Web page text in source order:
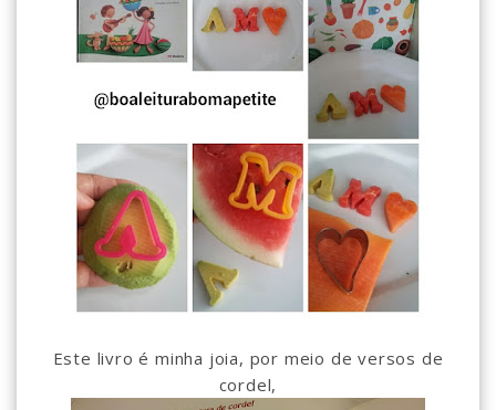
Este livro é minha joia, por meio de versos de
cordel,